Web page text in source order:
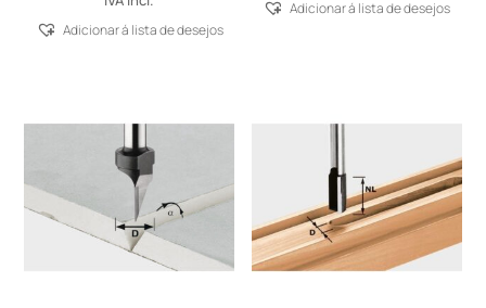
Adicionar á lista de desejos
Adicionar á lista de desejos